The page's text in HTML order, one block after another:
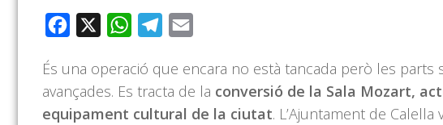
Facebook WhatsAppTelegram
És una operació que encara no està tancada però les parts
avançades. Es tracta de la conversió de la Sala Mozart,
equipament cultural de la ciutat. L’Ajuntament de